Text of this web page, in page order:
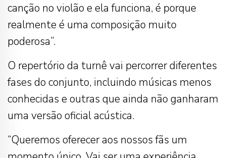
canção no violão e ela funciona, é porque
realmente é uma composição muito
poderosa”.
O repertório da turnê vai percorrer diferentes
fases do conjunto, incluindo músicas menos
conhecidas e outras que ainda não ganharam
uma versão oficial acústica.
“Queremos oferecer aos nossos fãs um